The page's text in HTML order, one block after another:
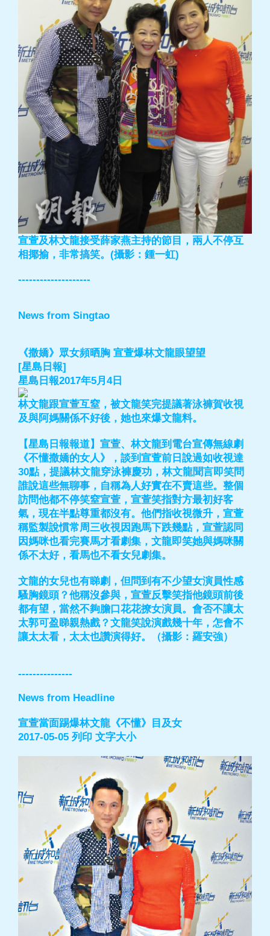
宣萱及林文龍接受薛家燕主持的節目，兩人不停互
相揶揄，非常搞笑。(攝影：鍾一虹)
--------------------
News from Singtao
《撒嬌》眾女頻晒胸 宣萱爆林文龍眼望望
[星島日報]
星島日報2017年5月4日
林文龍跟宣萱互窒，被文龍笑完提議著泳褲賀收視
及與阿媽關係不好後，她也來爆文龍料。
【星島日報報道】宣萱、林文龍到電台宣傳無線劇
《不懂撒嬌的女人》，談到宣萱前日說過如收視達
30點，提議林文龍穿泳褲慶功，林文龍聞言即笑問
誰說這些無聊事，自稱為人好實在不賣這些。整個
訪問他都不停笑窒宣萱，宣萱笑指對方最初好客
氣，現在半點尊重都沒有。他們指收視微升，宣萱
稱監製說慣常周三收視因跑馬下跌幾點，宣萱認同
因媽咪也看完賽馬才看劇集，文龍即笑她與媽咪關
係不太好，看馬也不看女兒劇集。
文龍的女兒也有睇劇，但問到有不少望女演員性感
騷胸鏡頭？他稱沒參與，宣萱反擊笑指他鏡頭前後
都有望，當然不夠膽口花花撩女演員。會否不讓太
太郭可盈睇親熱戲？文龍笑說演戲幾十年，怎會不
讓太太看，太太也讚演得好。（攝影：羅安強）
---------------
News from Headline
宣萱當面踢爆林文龍《不懂》目及女
2017-05-05 列印 文字大小